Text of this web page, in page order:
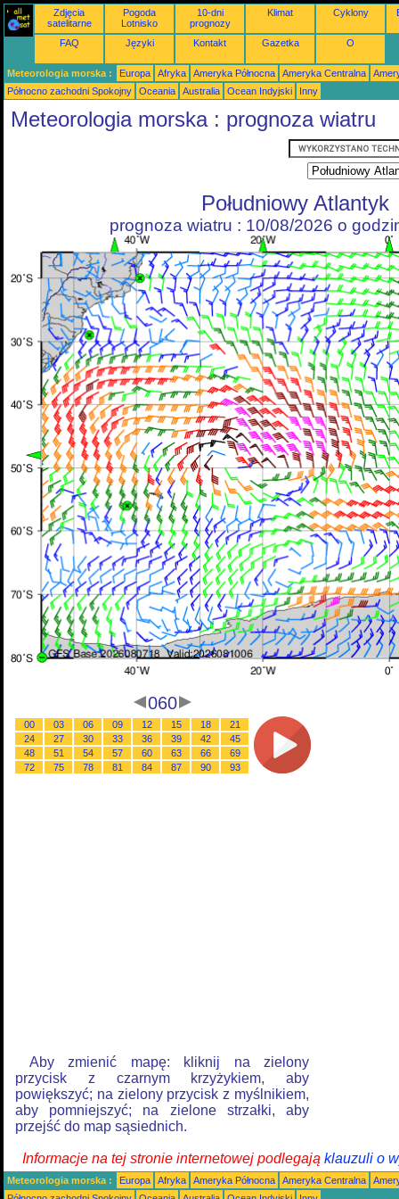
Zdjęcia
satelitarne
Pogoda
Lotnisko
10-dni
prognozy
Klimat Cyklony
FAQ Języki Kontakt Gazetka O
Meteorologia morska : Europa Afryka Ameryka Północna Ameryka Centralna
Północno zachodni Spokojny
Oceania Australia Ocean Indyjski Inny
Meteorologia morska : prognoza wiatru
Południowy Atlantyk
prognoza wiatru : 10/08/2026 o
060
00 03 06 09 12 15 18
21
24
27 30 33 36 39 42
45
48
51 54 57 60 63 66
69
72
75 78 81 84 87 90 93
Aby zmienić mapę: kliknij na zielony
przycisk z czarnym krzyżykiem, aby
powiększyć; na zielony przycisk z myślnikiem,
aby pomniejszyć; na zielone strzałki, aby
przejść do map sąsiednich.
Informacje na tej stronie internetowej podlegają klauzuli o
Meteorologia morska : Europa Afryka Ameryka Północna Ameryka Centralna